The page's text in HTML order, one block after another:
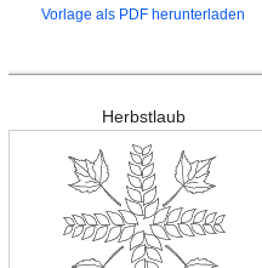
Vorlage als PDF herunterladen
Herbstlaub